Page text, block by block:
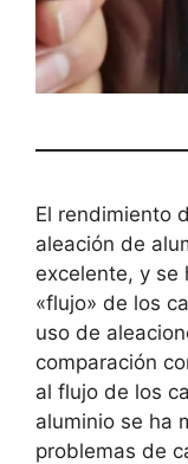
El rendimiento
aleación de
excelente, y se
«flujo» de los
uso de
comparación
al flujo de los
aluminio se ha
problemas de